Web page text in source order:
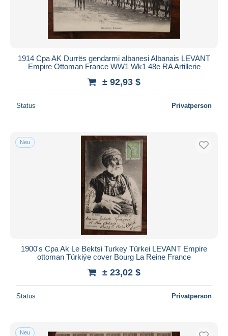
1914 Cpa AK Durrës gendarmi albanesi Albanais LEVANT
Empire Ottoman France WW1 Wk1 48e RA Artillerie
± 92,93 $
Status Privatperson
Neu
1900's Cpa Ak Le Bektsi Turkey Türkei LEVANT Empire
ottoman Türkiýe cover Bourg La Reine France
± 23,02 $
Status Privatperson
Neu